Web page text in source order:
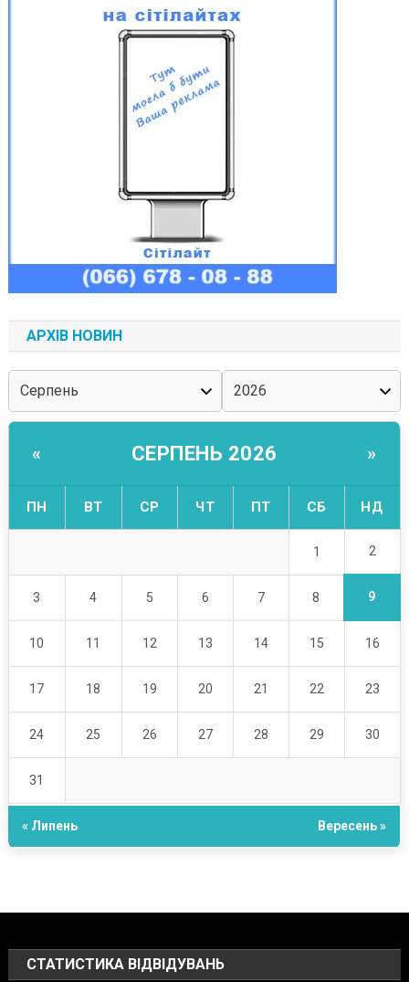
АРХІВ НОВИН
« СЕРПЕНЬ 2026 »
ПН ВТ СР ЧТ ПТ СБ НД
1 2
3 4 5 6 7 8 9
10 11 12 13 14 15 16
17 18 19 20 21 22 23
24 25 26 27 28 29 30
31
« Липень Вересень »
СТАТИСТИКА ВІДВІДУВАНЬ